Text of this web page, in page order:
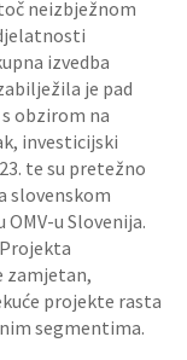
neizbježnom
izvedba
je pad
obzirom na
investicijski
te su pretežno
slovenskom
u Slovenija.
zamjetan,
projekte rasta
segmentima.